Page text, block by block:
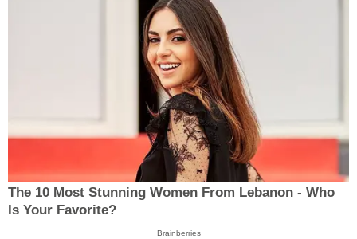
The 10 Most Stunning Women From Lebanon - Who
Is Your Favorite?
Brainberries